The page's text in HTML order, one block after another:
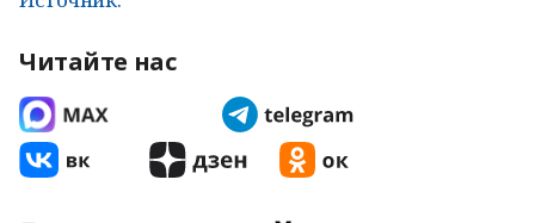
Читайте нас